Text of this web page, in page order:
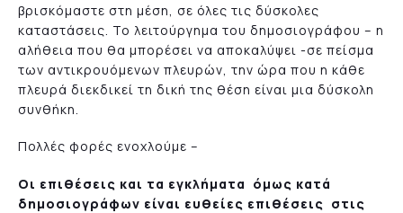
βρισκόμαστε στη μέση, σε όλες τις δύσκολες
καταστάσεις. Το λειτούργημα του δημοσιογράφου – η
αλήθεια που θα μπορέσει να αποκαλύψει -σε πείσμα
των αντικρουόμενων πλευρών, την ώρα που η κάθε
πλευρά διεκδικεί τη δική της θέση είναι μια δύσκολη
συνθήκη.
Πολλές φορές ενοχλούμε –
Οι επιθέσεις και τα εγκλήματα όμως κατά
δημοσιογράφων είναι ευθείες επιθέσεις στις